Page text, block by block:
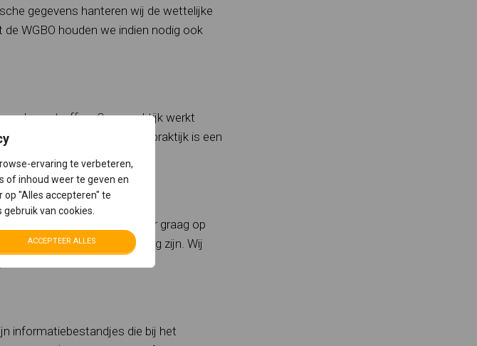
ervaring te verbeteren,
of inhoud weer te geven en
op "Alles accepteren" te
van cookies.
ACCEPTEER ALLES
gegevens hanteren wij de wettelijke
WGBO houden we indien nodig ook
getroffen. Onze praktijk werkt
zorgmail) en binnen de praktijk is een
van derden. Wij maken u er graag op
deze derden van toepassing zijn. Wij
van maakt.
informatiebestandjes die bij het